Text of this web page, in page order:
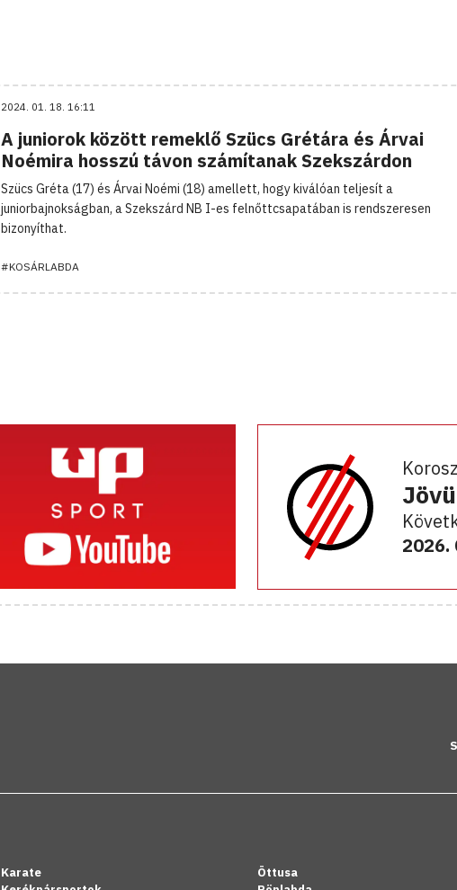
2024. 01. 18. 16:11
A juniorok között remeklő Szücs Grétára és Árvai
Noémira hosszú távon számítanak Szekszárdon
Szücs Gréta (17) és Árvai Noémi (18) amellett, hogy kiválóan teljesít a
juniorbajnokságban, a Szekszárd NB I-es felnőttcsapatában is rendszeresen
bizonyíthat.
#KOSÁRLABDA
2026.
Karate
Öttusa